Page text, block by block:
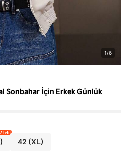
1/6
Sonbahar İçin Erkek Günlük
left
42 (XL)